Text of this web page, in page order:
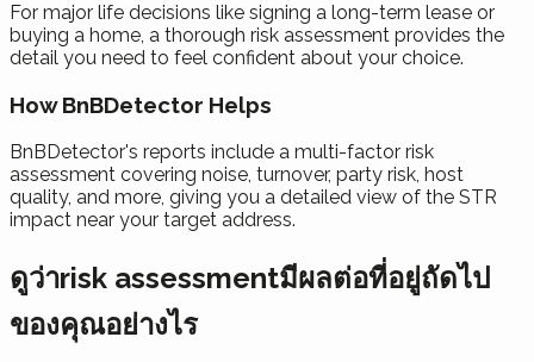
For major life decisions like signing a long-term lease or
buying a home, a thorough risk assessment provides the
detail you need to feel confident about your choice.
How BnBDetector Helps
BnBDetector's reports include a multi-factor risk
assessment covering noise, turnover, party risk, host
quality, and more, giving you a detailed view of the STR
impact near your target address.
ดูว่าrisk assessmentมีผลต่อที่อยู่ถัดไป
ของคุณอย่างไร